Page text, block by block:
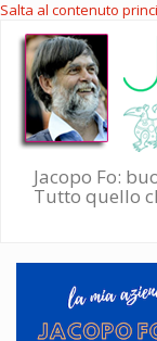
Salta al contenuto
Jacopo Fo:
Tutto quello